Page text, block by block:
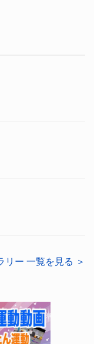
リー 一覧を見る ＞